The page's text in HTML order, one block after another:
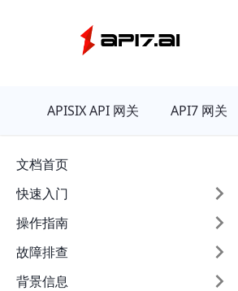
APISIX API 网关 API7 网关
文档首页
快速入门
操作指南
故障排查
背景信息